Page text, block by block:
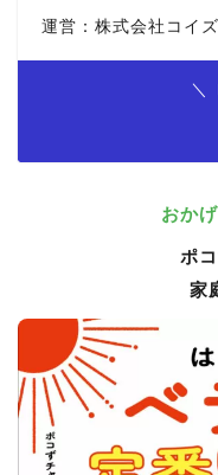
運営：株式会社コイズ
＼
おか
ポ
家